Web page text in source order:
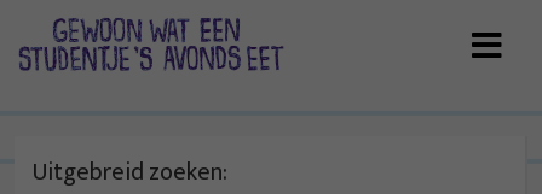
Uitgebreid zoeken: